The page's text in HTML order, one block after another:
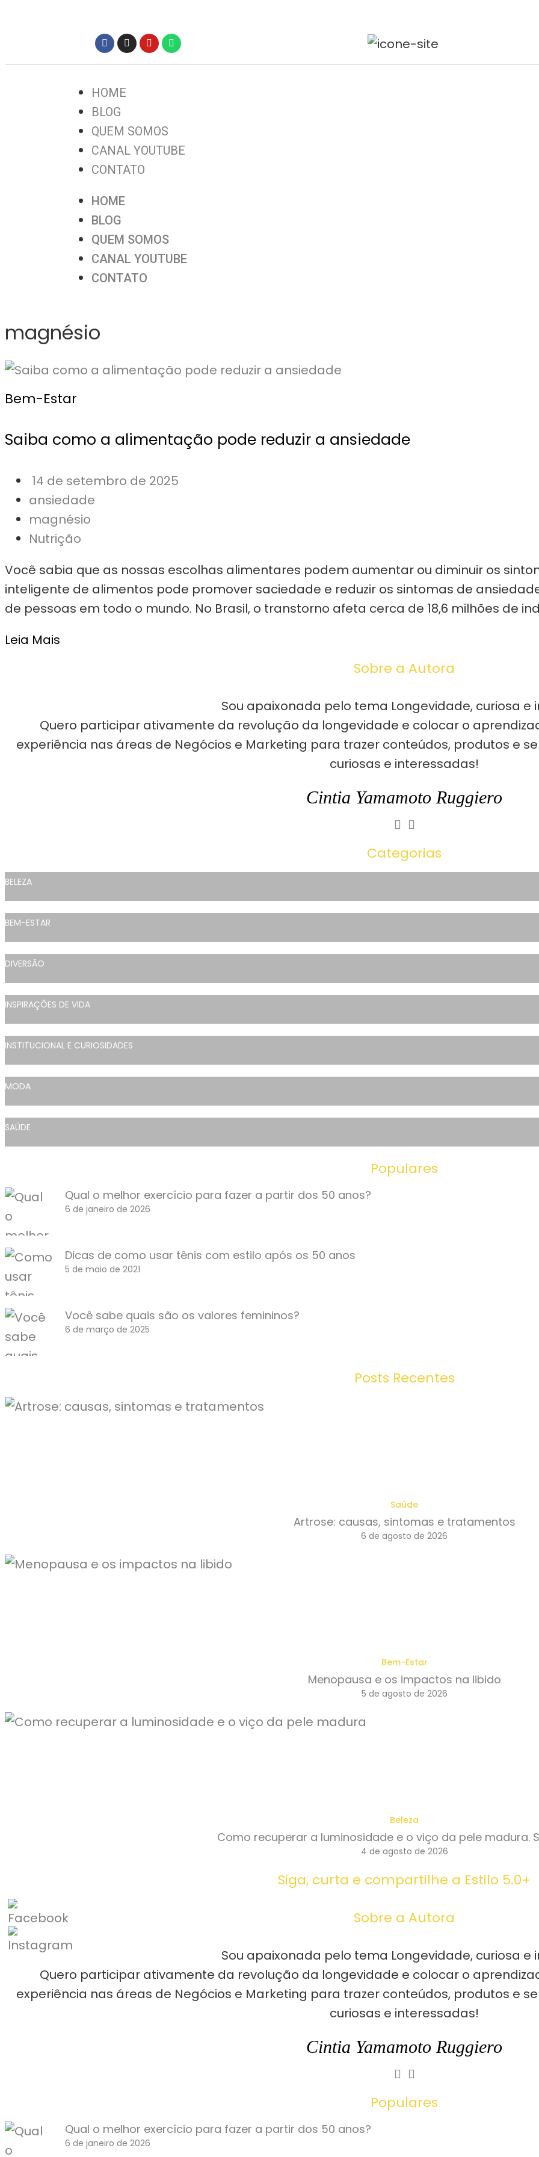
HOME
BLOG
QUEM SOMOS
CANAL YOUTUBE
CONTATO
HOME
BLOG
QUEM SOMOS
CANAL YOUTUBE
CONTATO
magnésio
Bem-Estar
Saiba como a alimentação pode reduzir a ansiedade
14 de setembro de 2025
ansiedade
magnésio
Nutrição
Você sabia que as nossas escolhas alimentares podem aumentar ou diminuir os
inteligente de alimentos pode promover saciedade e reduzir os sintomas de
de pessoas em todo o mundo. No Brasil, o transtorno afeta cerca de 18,6 milhões de
Leia Mais
Sobre a Autora
Sou apaixonada pelo tema Longevidade, curiosa e
Quero participar ativamente da revolução da longevidade e colocar o
experiência nas áreas de Negócios e Marketing para trazer conteúdos, produtos e
curiosas e interessadas!
Cintia Yamamoto Ruggiero
Categorias
BELEZA
BEM-ESTAR
DIVERSÃO
INSPIRAÇÕES DE VIDA
INSTITUCIONAL E CURIOSIDADES
MODA
SAÚDE
Populares
Qual o melhor exercício para fazer a partir dos 50 anos?
6 de janeiro de 2026
Dicas de como usar tênis com estilo após os 50 anos
5 de maio de 2021
Você sabe quais são os valores femininos?
6 de março de 2025
Posts Recentes
Saúde
Artrose: causas, sintomas e tratamentos
6 de agosto de 2026
Bem-Estar
Menopausa e os impactos na libido
5 de agosto de 2026
Beleza
Como recuperar a luminosidade e o viço da pele madura.
4 de agosto de 2026
Siga, curta e compartilhe a Estilo 5.0+
Sobre a Autora
Sou apaixonada pelo tema Longevidade, curiosa e
Quero participar ativamente da revolução da longevidade e colocar o
experiência nas áreas de Negócios e Marketing para trazer conteúdos, produtos e
curiosas e interessadas!
Cintia Yamamoto Ruggiero
Populares
Qual o melhor exercício para fazer a partir dos 50 anos?
6 de janeiro de 2026